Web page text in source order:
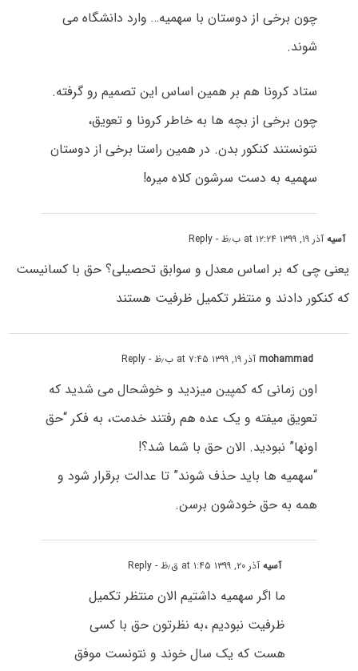
چون برخی از دوستان با سهمیه… وارد دانشگاه می
شوند.
ستاد کرونا هم بر همین اساس این تصمیم رو گرفته.
چون برخی از بچه ها به خاطر کرونا و تعویق،
نتونستند کنکور بدن. در همین راستا برخی از دوستان
سهمیه به دست سرشون کلاه میره!
آسیهآذر ۱۹, ۱۳۹۹ at ۱۲:۲۴ ب٫ظ - Reply
یعنی چی که بر اساس معدل و سوابق تحصیلی؟ حق با کسانیست
که کنکور دادند و منتظر تکمیل ظرفیت هستند
mohammadآذر ۱۹, ۱۳۹۹ at ۷:۴۵ ب٫ظ - Reply
اون زمانی که کمپین میزدید و خوشحال می شدید که
تعویق میفته و یک عده هم رفتند خدمت، به فکر “حق
اونها” نبودید. الان حق با شما شد؟!
“سهمیه ها باید حذف شوند” تا عدالت برقرار شود و
همه به حق خودشون برسن.
آسیهآذر ۲۰, ۱۳۹۹ at ۱:۴۵ ق٫ظ - Reply
ما اگر سهمیه داشتیم الان منتظر تکمیل
ظرفیت نبودیم ،به نظرتون حق با کسی
هست که یک سال خوند و نتونست موفق